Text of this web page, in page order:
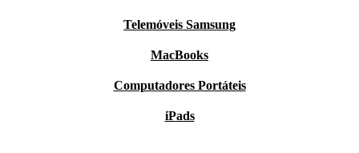
Telemóveis Samsung
MacBooks
Computadores Portáteis
iPads